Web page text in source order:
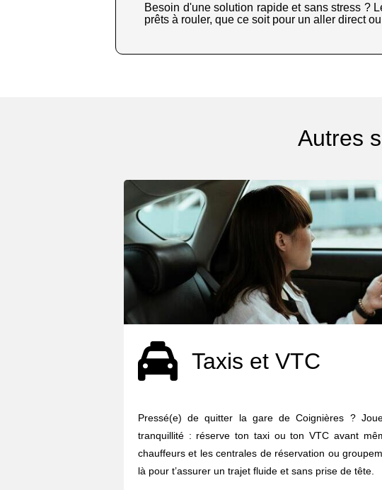
Besoin d'une solution rapide et sans stress ?
prêts à rouler, que ce soit pour un aller direct
Autres
Taxis et VTC
Pressé(e) de quitter la gare de Coignières ?
tranquillité : réserve ton taxi ou ton VTC avant
chauffeurs et les centrales de réservation ou
là pour t’assurer un trajet fluide et sans prise de tête.